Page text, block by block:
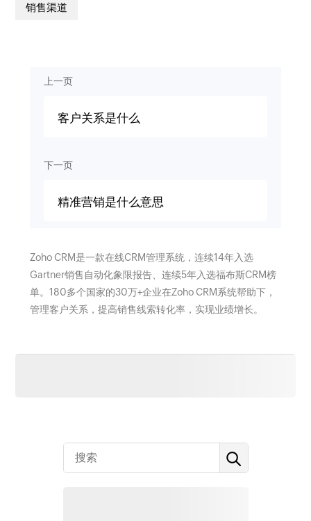
销售渠道
上一页
客户关系是什么
下一页
精准营销是什么意思
Zoho CRM是一款在线CRM管理系统，连续14年入选
Gartner销售自动化象限报告、连续5年入选福布斯CRM榜
单。180多个国家的30万+企业在Zoho CRM系统帮助下，
管理客户关系，提高销售线索转化率，实现业绩增长。